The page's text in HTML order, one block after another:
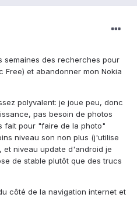
semaines des recherches pour
et abandonner mon Nokia
polyvalent: je joue peu, donc
pas besoin de photos
fait pour "faire de la photo"
niveau son non plus (j'utilise
et niveau update d'android je
de stable plutôt que des trucs
côté de la navigation internet et